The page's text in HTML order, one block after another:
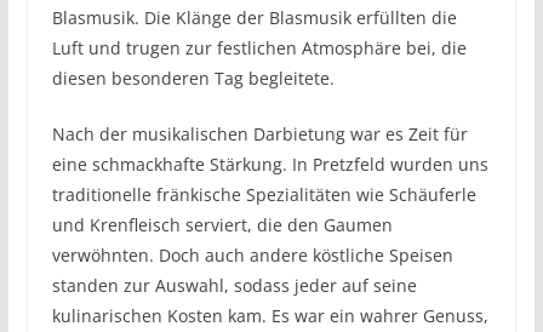
Blasmusik. Die Klänge der Blasmusik erfüllten die
Luft und trugen zur festlichen Atmosphäre bei, die
diesen besonderen Tag begleitete.
Nach der musikalischen Darbietung war es Zeit für
eine schmackhafte Stärkung. In Pretzfeld wurden uns
traditionelle fränkische Spezialitäten wie Schäuferle
und Krenfleisch serviert, die den Gaumen
verwöhnten. Doch auch andere köstliche Speisen
standen zur Auswahl, sodass jeder auf seine
kulinarischen Kosten kam. Es war ein wahrer Genuss,